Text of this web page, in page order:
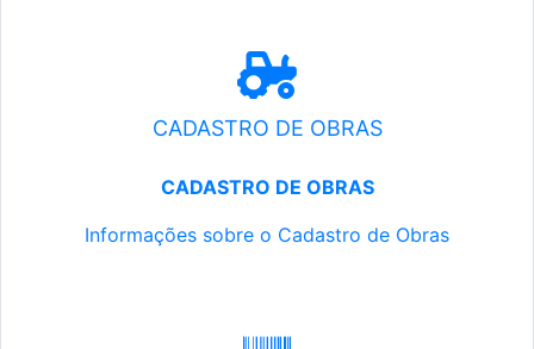
CADASTRO DE OBRAS
CADASTRO DE OBRAS
Informações sobre o Cadastro de Obras